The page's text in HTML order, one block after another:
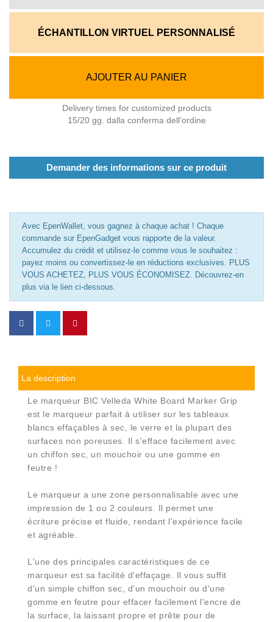
ÉCHANTILLON VIRTUEL PERSONNALISÉ
AJOUTER AU PANIER
Delivery times for customized products
15/20 gg. dalla conferma dell'ordine
Demander des informations sur ce produit
Avec EpenWallet, vous gagnez à chaque achat ! Chaque
commande sur EpenGadget vous rapporte de la valeur.
Accumulez du crédit et utilisez-le comme vous le souhaitez :
payez moins ou convertissez-le en réductions exclusives. PLUS
VOUS ACHETEZ, PLUS VOUS ÉCONOMISEZ. Découvrez-en
plus via le lien ci-dessous.
La description
Le marqueur BIC Velleda White Board Marker Grip
est le marqueur parfait à utiliser sur les tableaux
blancs effaçables à sec, le verre et la plupart des
surfaces non poreuses. Il s'efface facilement avec
un chiffon sec, un mouchoir ou une gomme en
feutre !
Le marqueur a une zone personnalisable avec une
impression de 1 ou 2 couleurs. Il permet une
écriture précise et fluide, rendant l'expérience facile
et agréable.
L'une des principales caractéristiques de ce
marqueur est sa facilité d'effaçage. Il vous suffit
d'un simple chiffon sec, d'un mouchoir ou d'une
gomme en feutre pour effacer facilement l'encre de
la surface, la laissant propre et prête pour de